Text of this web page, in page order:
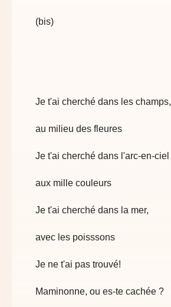
(bis)
Je t'ai cherché dans les champs,
au milieu des fleures
Je t'ai cherché dans l'arc-en-ciel
aux mille couleurs
Je t'ai cherché dans la mer,
avec les poisssons
Je ne t'ai pas trouvé!
Maminonne, ou es-te cachée ?